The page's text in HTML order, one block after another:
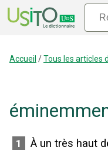
Accueil /Tous les articles
1 À un très haut